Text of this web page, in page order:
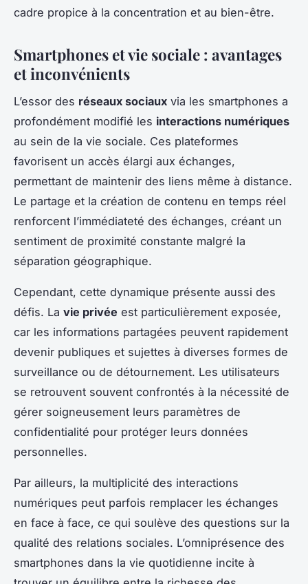
cadre propice à la concentration et au bien-être.
Smartphones et vie sociale : avantages
et inconvénients
L’essor des réseaux sociaux via les smartphones a
profondément modifié les interactions numériques
au sein de la vie sociale. Ces plateformes
favorisent un accès élargi aux échanges,
permettant de maintenir des liens même à distance.
Le partage et la création de contenu en temps réel
renforcent l’immédiateté des échanges, créant un
sentiment de proximité constante malgré la
séparation géographique.
Cependant, cette dynamique présente aussi des
défis. La vie privée est particulièrement exposée,
car les informations partagées peuvent rapidement
devenir publiques et sujettes à diverses formes de
surveillance ou de détournement. Les utilisateurs
se retrouvent souvent confrontés à la nécessité de
gérer soigneusement leurs paramètres de
confidentialité pour protéger leurs données
personnelles.
Par ailleurs, la multiplicité des interactions
numériques peut parfois remplacer les échanges
en face à face, ce qui soulève des questions sur la
qualité des relations sociales. L’omniprésence des
smartphones dans la vie quotidienne incite à